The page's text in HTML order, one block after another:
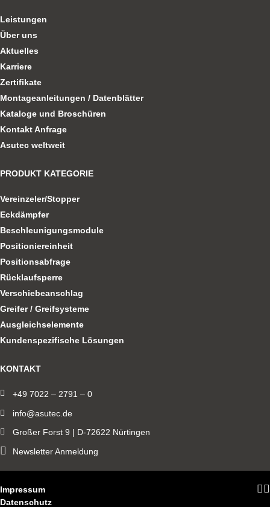
Leistungen
Über uns
Aktuelles
Karriere
Zertifikate
Montageanleitungen / Datenblätter
Kataloge und Broschüren
Kontakt Anfrage
Asutec weltweit
PRODUKT KATEGORIE
Vereinzeler/Stopper
Eckdämpfer
Beschleunigungsmodule
Positioniereinheit
Positionsabfrage
Rücklaufsperre
Verschiebeanschlag
Greifer / Greifsysteme
Ausgleichselemente
Kundenspezifische Lösungen
KONTAKT
+49 7022 – 2791 – 0
info@asutec.de
Großer Forst 9 | D-72622 Nürtingen
Newsletter Anmeldung
Impressum
Datenschutz